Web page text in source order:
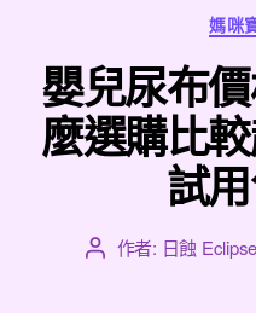
媽咪
嬰兒尿布
麼選購比
試
文 作者: 日蝕 Eclipse